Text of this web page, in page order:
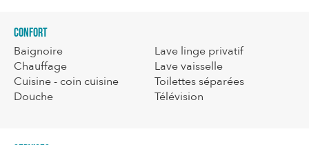
Confort
Baignoire
Chauffage
Cuisine - coin cuisine
Douche
Lave linge privatif
Lave vaisselle
Toilettes séparées
Télévision